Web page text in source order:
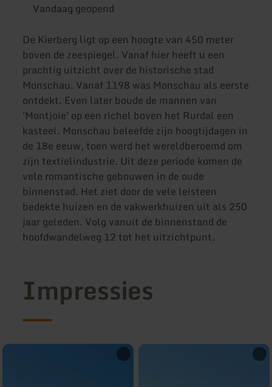
Vandaag geopend
De Kierberg ligt op een hoogte van 450 meter
boven de zeespiegel. Vanaf hier heeft u een
prachtig uitzicht over de historische stad
Monschau. Vanaf 1198 was Monschau als eerste
ontdekt. Even later boude de mannen van
'Montjoie' op een richel boven het Rurdal een
kasteel. Monschau beleefde zijn hoogtijdagen in
de 18e eeuw, toen werd het wereldberoemd om
zijn textielindustrie. Uit deze periode komen de
vele romantische gebouwen in de oude
binnenstad. Het ziet door de vele leisteen
bedekte huizen en de vakwerkhuizen uit als 250
jaar geleden. Volg vanuit de binnenstand de
hoofdwandelweg 12 tot het uitzichtpunt.
Impressies